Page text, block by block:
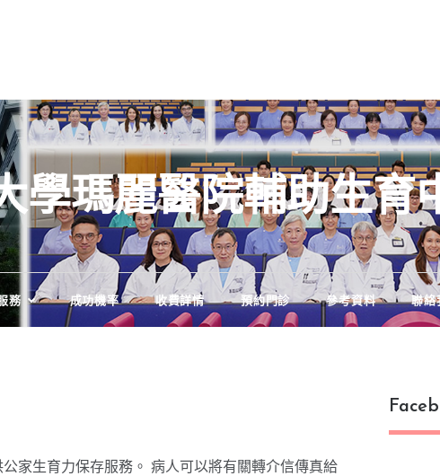
學瑪麗醫院輔助生育
務 成功機率 收費詳情 預約門診 參考資料 聯絡
家生育力保存服務。 病人可以將有關轉介信傳真給